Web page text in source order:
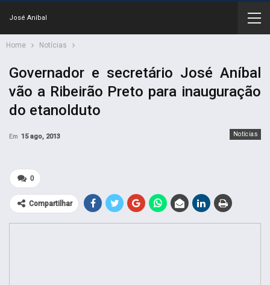
José Aníbal
Home Notícias
Governador e secretário José Aníbal
vão a Ribeirão Preto para inauguração
do etanolduto
Notícias
Em 15 ago, 2013
0
Compartilhar